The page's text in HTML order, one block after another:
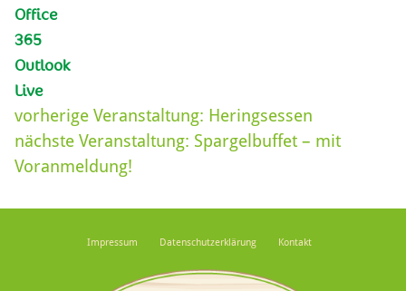
Office
365
Outlook
Live
vorherige Veranstaltung: Heringsessen
nächste Veranstaltung: Spargelbuffet – mit
Voranmeldung!
Impressum Datenschutzerklärung Kontakt